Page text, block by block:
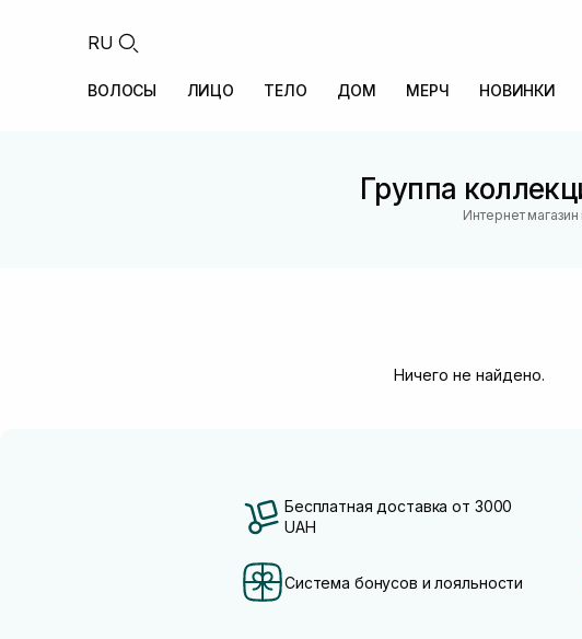
RU
ВОЛОСЫ ЛИЦО ТЕЛО ДОМ МЕРЧ НОВИНКИ
Группа
Интернет магазин
Ничего не найдено.
Бесплатная доставка от 3000
UAH
Система бонусов и лояльности